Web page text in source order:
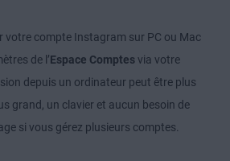
votre compte Instagram sur PC ou Mac
de l’Espace Comptesvia votre
depuis un ordinateur peut être plus
grand, un clavier et aucun besoin de
si vous gérez plusieurs comptes.